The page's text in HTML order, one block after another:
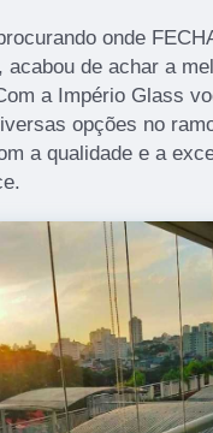
onde
acabou de achar a
a Império Glass
opções no
a qualidade e a